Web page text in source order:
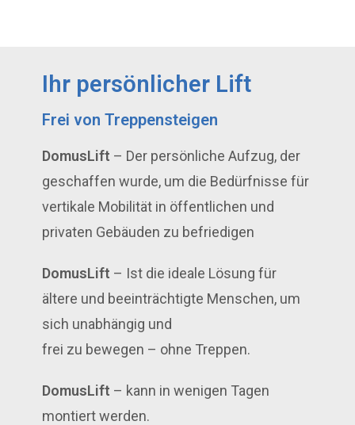
Ihr persönlicher Lift
Frei von Treppensteigen
DomusLift – Der persönliche Aufzug, der
geschaffen wurde, um die Bedürfnisse für
vertikale Mobilität in öffentlichen und
privaten Gebäuden zu befriedigen
DomusLift – Ist die ideale Lösung für
ältere und beeinträchtigte Menschen, um
sich unabhängig und
frei zu bewegen – ohne Treppen.
DomusLift – kann in wenigen Tagen
montiert werden.